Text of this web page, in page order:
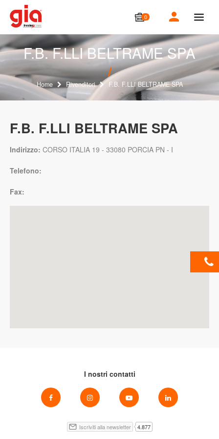
0
T
g
g
l
n
a
v
i
F.B. F.LLI BELTRAME SPA
Home Rivenditori F.B. F.LLI BELTRAME SPA
F.B. F.LLI BELTRAME SPA
Indirizzo: CORSO ITALIA 19 - 33080 PORCIA PN - I
Telefono:
Fax:
I nostri contatti